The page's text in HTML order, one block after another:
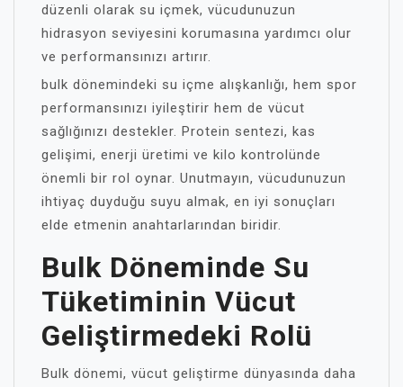
düzenli olarak su içmek, vücudunuzun
hidrasyon seviyesini korumasına yardımcı olur
ve performansınızı artırır.
bulk dönemindeki su içme alışkanlığı, hem spor
performansınızı iyileştirir hem de vücut
sağlığınızı destekler. Protein sentezi, kas
gelişimi, enerji üretimi ve kilo kontrolünde
önemli bir rol oynar. Unutmayın, vücudunuzun
ihtiyaç duyduğu suyu almak, en iyi sonuçları
elde etmenin anahtarlarından biridir.
Bulk Döneminde Su
Tüketiminin Vücut
Geliştirmedeki Rolü
Bulk dönemi, vücut geliştirme dünyasında daha